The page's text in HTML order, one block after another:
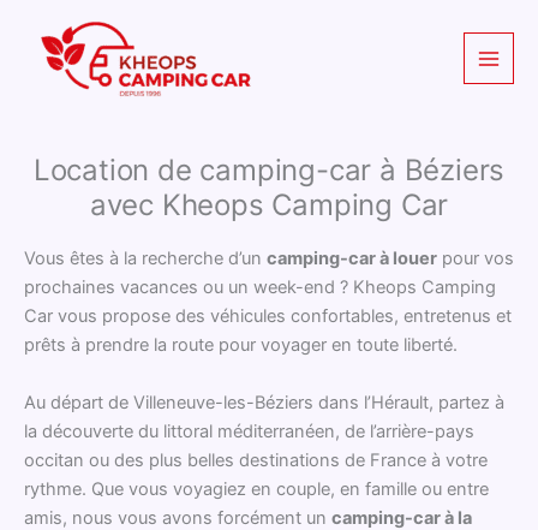
contenu
Location de camping-car à Béziers
avec Kheops Camping Car
Vous êtes à la recherche d’un camping-car à louer pour vos
prochaines vacances ou un week-end ? Kheops Camping
Car vous propose des véhicules confortables, entretenus et
prêts à prendre la route pour voyager en toute liberté.
Au départ de Villeneuve-les-Béziers dans l’Hérault, partez à
la découverte du littoral méditerranéen, de l’arrière-pays
occitan ou des plus belles destinations de France à votre
rythme. Que vous voyagiez en couple, en famille ou entre
amis, nous vous avons forcément un camping-car à la